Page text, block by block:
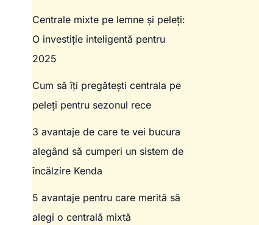
Centrale mixte pe lemne și peleți:
O investiție inteligentă pentru
2025
Cum să îți pregătești centrala pe
peleți pentru sezonul rece
3 avantaje de care te vei bucura
alegând să cumperi un sistem de
încălzire Kenda
5 avantaje pentru care merită să
alegi o centrală mixtă